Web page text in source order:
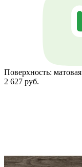
Поверхность: матовая
2 627 руб.